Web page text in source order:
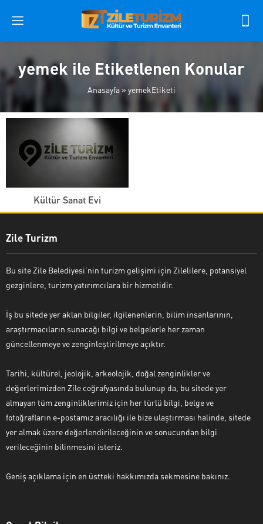
yemek ile Etiketlenen Konular
Anasayfa » yemekEtiketi
Kültür Sanat Evi
Zile Turizm
Bu site Zile Belediyesi’nin turizm gelişimi için Zilelilere, potansiyel
gezginlere, turizm yatırımcılara bir hizmetidir.
İş bu sitede yer aklan bilgiler, ilgilenenlerin, bilim insanlarının,
araştırmacıların sunacağı bilgi ve belgelerle her zaman
güncellenmeye ve zenginleştirilmeye açıktır.
Tarihi, kültürel, jeolojik, arkeolojik, doğal zenginlikler ve
değerlerimizden Zile coğrafyasında bulunup da, bu sitede yer
almayan tüm zenginliklerimiz için her türlü bilgi, belge ve
fotoğrafların e-postamız aracılığı ile bize ulaştırması halinde, sitede
yer almak üzere değerlendirileceğinin ve sonucundan bilgi
verileceğinin bilinmesini isteriz.
Geniş açıklama için en üstteki hakkımızda sekmesine bakınız.